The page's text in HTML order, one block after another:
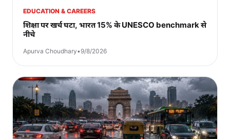
EDUCATION & CAREERS
शिक्षा पर खर्च घटा, भारत 15% के UNESCO benchmark से
नीचे
Apurva Choudhary•9/8/2026